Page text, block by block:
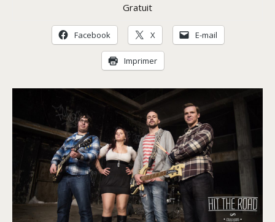
Livraison
Gratuit
Facebook X E-mail
Imprimer